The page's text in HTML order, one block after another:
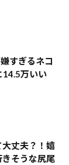
すぎるネコ
14.5万いい
大丈夫？！嬉
きそうな尻尾